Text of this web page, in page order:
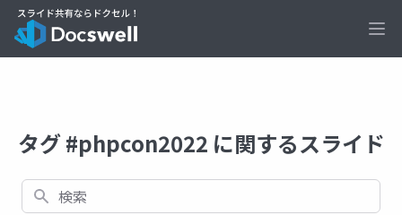
タグ #phpcon2022 に関するスライド
検索